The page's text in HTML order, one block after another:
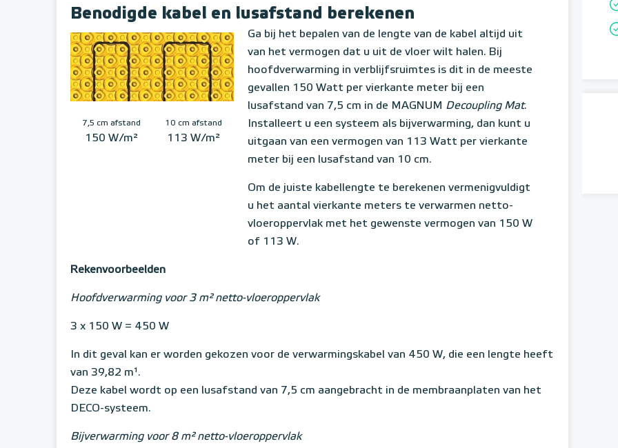
Benodigde kabel en lusafstand berekenen
7,5 cm afstand
150 W/m²
10 cm afstand
113 W/m²
Ga bij het bepalen van de lengte van de kabel altijd uit
van het vermogen dat u uit de vloer wilt halen. Bij
hoofdverwarming in verblijfsruimtes is dit in de meeste
gevallen 150 Watt per vierkante meter bij een
lusafstand van 7,5 cm in de MAGNUM Decoupling Mat.
Installeert u een systeem als bijverwarming, dan kunt u
uitgaan van een vermogen van 113 Watt per vierkante
meter bij een lusafstand van 10 cm.
Om de juiste kabellengte te berekenen vermenigvuldigt
u het aantal vierkante meters te verwarmen netto-
vloeroppervlak met het gewenste vermogen van 150 W
of 113 W.
Rekenvoorbeelden
Hoofdverwarming voor 3 m² netto-vloeroppervlak
3 x 150 W = 450 W
In dit geval kan er worden gekozen voor de verwarmingskabel van 450 W, die een lengte heeft
van 39,82 m¹.
Deze kabel wordt op een lusafstand van 7,5 cm aangebracht in de membraanplaten van het
DECO-systeem.
Bijverwarming voor 8 m² netto-vloeroppervlak